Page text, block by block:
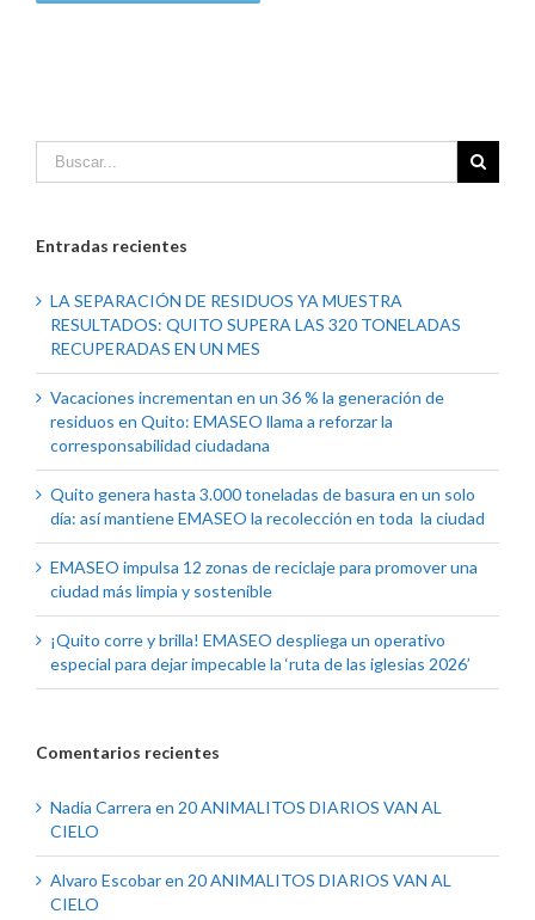
Entradas recientes
LA SEPARACIÓN DE RESIDUOS YA MUESTRA
RESULTADOS: QUITO SUPERA LAS 320 TONELADAS
RECUPERADAS EN UN MES
Vacaciones incrementan en un 36 % la generación de
residuos en Quito: EMASEO llama a reforzar la
corresponsabilidad ciudadana
Quito genera hasta 3.000 toneladas de basura en un solo
día: así mantiene EMASEO la recolección en toda la ciudad
EMASEO impulsa 12 zonas de reciclaje para promover una
ciudad más limpia y sostenible
¡Quito corre y brilla! EMASEO despliega un operativo
especial para dejar impecable la ‘ruta de las iglesias 2026’
Comentarios recientes
Nadia Carrera en 20 ANIMALITOS DIARIOS VAN AL
CIELO
Alvaro Escobaren 20 ANIMALITOS DIARIOS VAN AL
CIELO